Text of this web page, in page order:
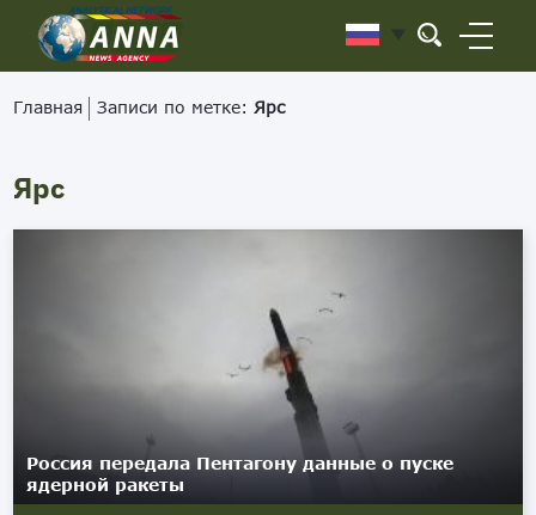
Главная Записи по метке: Ярс
Ярс
Россия передала Пентагону данные о пуске
ядерной ракеты